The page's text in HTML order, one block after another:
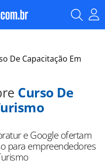
De Capacitação Em
Curso De
e Google ofertam
para empreendedores